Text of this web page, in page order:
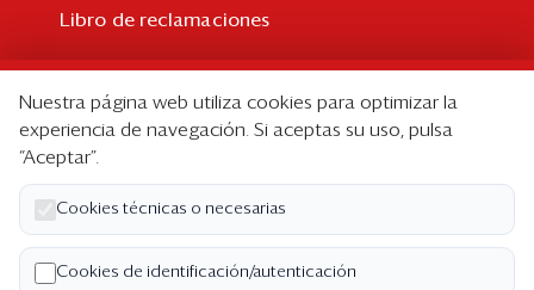
Libro de reclamaciones
Suscripción individual
Paquetes corporativos
Edición Impresa
Nosotros
Nuestra página web utiliza cookies para optimizar la
experiencia de navegación. Si aceptas su uso, pulsa
“Aceptar”.
Cookies técnicas o necesarias
Cookies de identificación/autenticación